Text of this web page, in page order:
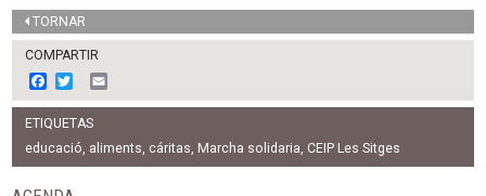
TORNAR
COMPARTIR
F
a
c
e
b
o
o
w
i
t
t
e
m
l
ETIQUETAS
educació, aliments, cáritas, Marcha solidaria, CEIP Les Sitges